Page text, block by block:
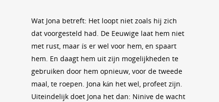
Wat Jona betreft: Het loopt niet zoals hij zich
dat voorgesteld had. De Eeuwige laat hem niet
met rust, maar ís er wel voor hem, en spaart
hem. En daagt hem uit zijn mogelijkheden te
gebruiken door hem opnieuw, voor de tweede
maal, te roepen. Jona kán het wel, profeet zijn.
Uiteindelijk doet Jona het dan: Ninive de wacht